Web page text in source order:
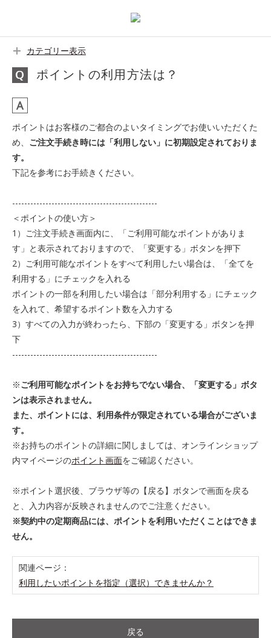
カテゴリー表示
ポイントの利用方法は？
ポイントはお客様のご都合のよいタイミングでお使いいただくた
め、 ご注文手続き時には「利用しない」に初期設定されておりま
す。
下記を参考にお手続きください。
------------------------------------------------
＜ポイントの使い方＞
1）ご注文手続き画面内に、「ご利用可能なポイントがありま
す」と表示されておりますので、「変更する」ボタンを押下
2）ご利用可能なポイントをすべて利用したい場合は、「全てを
利用する」にチェックを入れる
ポイントの一部を利用したい場合は「部分利用する」にチェック
を入れて、希望するポイント数を入力する
3）すべての入力が終わったら、下部の「変更する」ボタンを押
下
------------------------------------------------
※ご利用可能なポイントをお持ちでない場合、「変更する」ボタ
ンは表示されません。
また、ポイントには、利用条件が限定されている場合がございま
す。
※お持ちのポイントの詳細に関しましては、オンラインショップ
内マイページのポイント画面をご確認ください。
※ポイント選択後、ブラウザ等の【戻る】ボタンで画面を戻る
と、入力内容が反映されませんのでご注意ください。
※契約中の定期商品には、ポイントを利用いただくことはできま
せん。
関連ページ：
利用したいポイントを指定（選択）できませんか？
戻る